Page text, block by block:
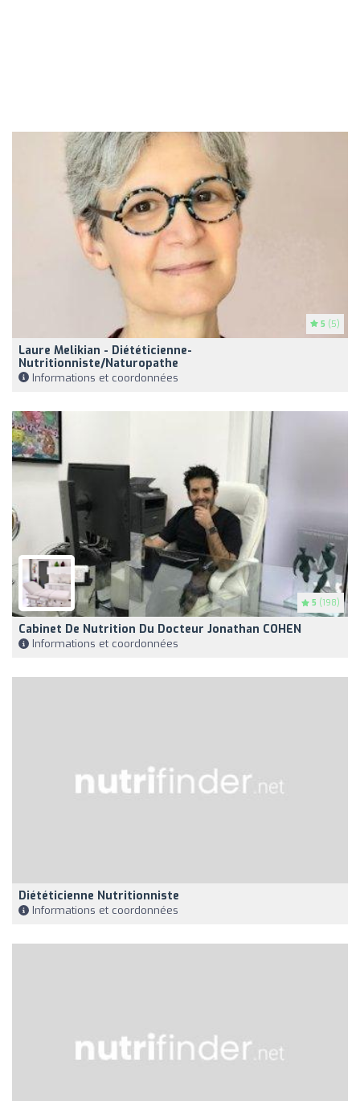
5 (5)
Laure Melikian - Diététicienne-
Nutritionniste/Naturopathe
Informations et coordonnées
5 (198)
Cabinet De Nutrition Du Docteur Jonathan COHEN
Informations et coordonnées
Diététicienne Nutritionniste
Informations et coordonnées